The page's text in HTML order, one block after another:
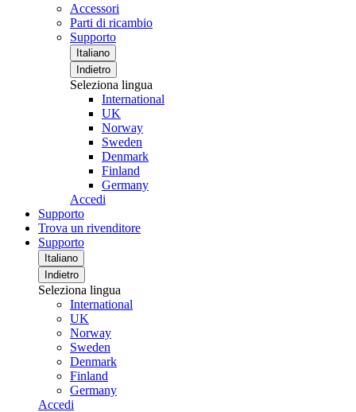
Accessori
Parti di ricambio
Supporto
Italiano
Indietro
Seleziona lingua
International
UK
Norway
Sweden
Denmark
Finland
Germany
Accedi
Supporto
Trova un rivenditore
Supporto
Italiano
Indietro
Seleziona lingua
International
UK
Norway
Sweden
Denmark
Finland
Germany
Accedi